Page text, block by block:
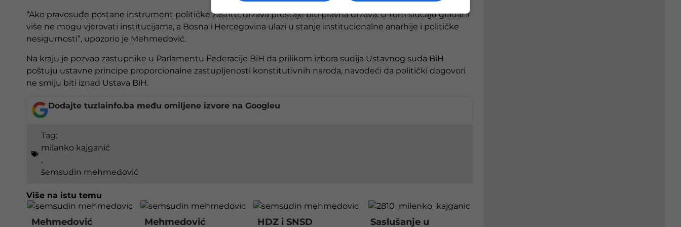
“Ako pravosuđe postane instrument političke zaštite, država prestaje biti pravna država. U tom slučaju građani
više ne mogu vjerovati institucijama, a Bosna i Hercegovina ulazi u stanje institucionalne anarhije i političke
nesigurnosti”, upozorio je Mehmedović.
Na kraju je pozvao zastupnike u Parlamentu Federacije BiH da prilikom izbora sudija Ustavnog suda BiH
poštuju ustavne principe proporcionalne zastupljenosti konstitutivnih naroda, navodeći da politički dogovori
ne smiju biti iznad Ustava BiH.
Dodajte tuzlainfo.ba među omiljene izvore na Googleu
Tag:
milanko kajganić
,
šemsudin mehmedović
Više na istu temu
Mehmedović
Mehmedović
HDZ i SNSD
Saslušanje u